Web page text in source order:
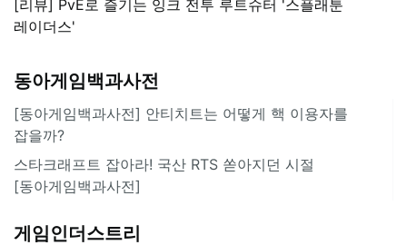
[리뷰] PvE로 즐기는 잉크 전투 루트슈터 '스플래툰
레이더스'
동아게임백과사전
[동아게임백과사전] 안티치트는 어떻게 핵 이용자를
잡을까?
스타크래프트 잡아라! 국산 RTS 쏟아지던 시절
[동아게임백과사전]
게임인더스트리